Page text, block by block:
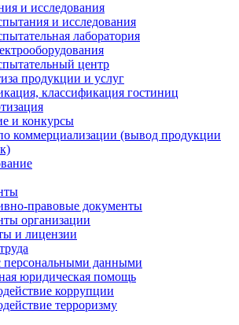
и исследования
и исследования
лаборатория
центр
продукции и услуг
классификация гостиниц
и конкурсы
коммерциализации (вывод продукции
правовые документы
организации
и лицензии
персональными данными
юридическая помощь
коррупции
терроризму